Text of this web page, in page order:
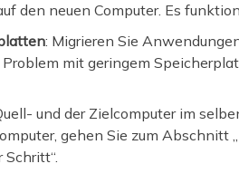
den neuen Computer. Es
: Migrieren Sie
mit geringem
und der Zielcomputer im
gehen Sie zum Abschnitt
Schritt“.